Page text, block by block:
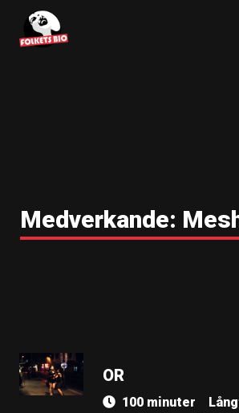
Medverkande:
OR
100 minuter